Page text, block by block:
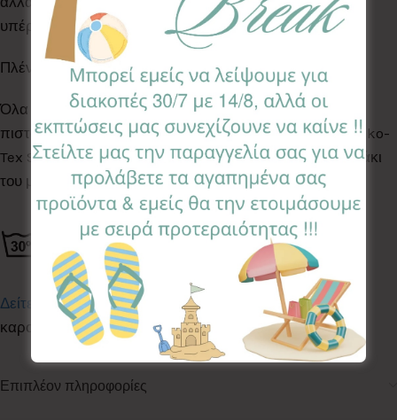
υπέροχο αποτέλεσμα.
Πλένεται στο πλυντήριο στους 30°C
Όλα τα Υφάσματα της συλλογής μας είναι ελεγμένα &
πιστοποιημένα για βλαβερές ουσίες σύμφωνα με το Oeko-
Tex Standard 100, κατάλληλα για το ευαίσθητο δερματάκι
του μωρού σας.
Δείτε εδώ σε βίντεοπως τοποθετούμε το κάλυμμα του
καροτσιού καιεδώ επίσης.
Επιπλέον πληροφορίες